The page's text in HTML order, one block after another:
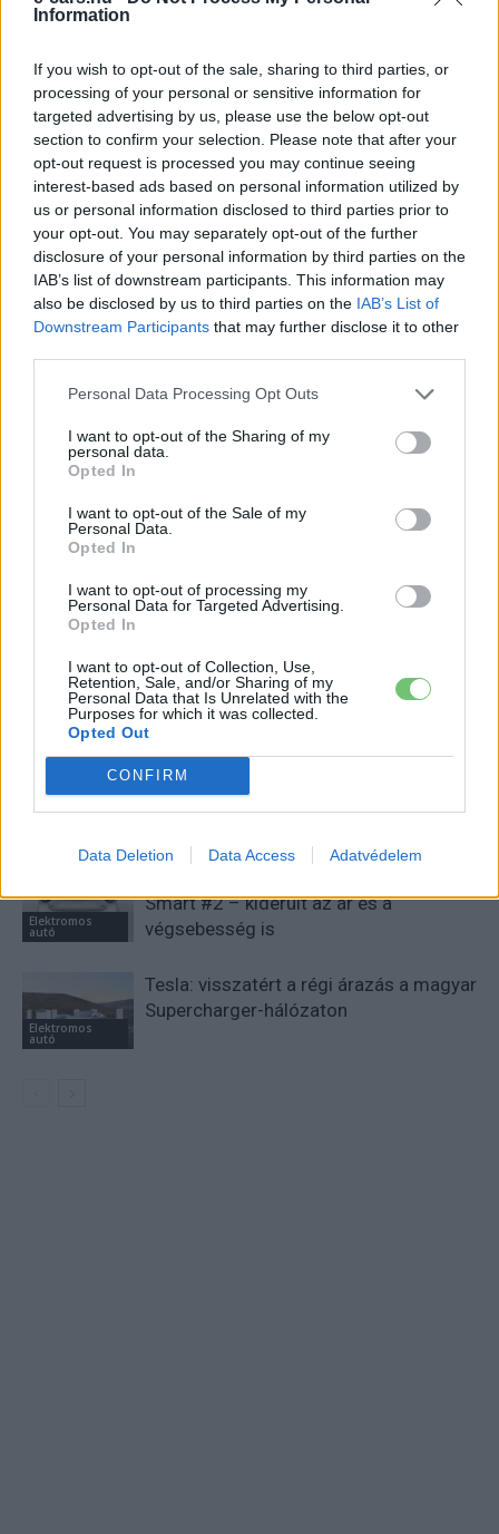
Information
If you wish to opt-out of the sale, sharing to third parties, or
processing of your personal or sensitive information for
targeted advertising by us, please use the below opt-out
section to confirm your selection. Please note that after your
opt-out request is processed you may continue seeing
interest-based ads based on personal information utilized by
us or personal information disclosed to third parties prior to
your opt-out. You may separately opt-out of the further
disclosure of your personal information by third parties on the
IAB’s list of downstream participants. This information may
also be disclosed by us to third parties on the IAB’s List of
Downstream Participants that may further disclose it to other
Personal Data Processing Opt Outs
I want to opt-out of the Sharing of my
personal data.
Opted In
I want to opt-out of the Sale of my
Personal Data.
Opted In
I want to opt-out of processing my
Personal Data for Targeted Advertising.
Opted In
I want to opt-out of Collection, Use,
Retention, Sale, and/or Sharing of my
Personal Data that Is Unrelated with the
Purposes for which it was collected.
Opted Out
CONFIRM
Data Deletion Data Access Adatvédelem
Kövesd az e-cars.hu-t a Facebookon is, további
CÍMKÉK Citroen OLI
Elektromobilitás
Elektromos autó
e-cars.hu
Elektromosan közlekedsz, vagy a váltáson töprengsz?
foglalkoztatnak a legújabb fejlesztések az elektromosság és a
fenntarthatóság területén? Akkor jó helyen jársz!
KAPCSOLÓDÓ CIKKEK TÖBB A SZERZŐTŐL
A BYD hat szabadalommal készül a
2027-es szilárdtest-akkumulátor-
Elektromos
autó
Smart #2 – kiderült az ár és a
végsebesség is
Elektromos
autó
Tesla: visszatért a régi árazás a magyar
Supercharger-hálózaton